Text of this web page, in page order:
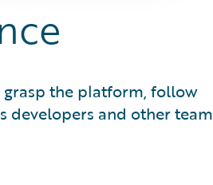
the platform, follow
developers and other team